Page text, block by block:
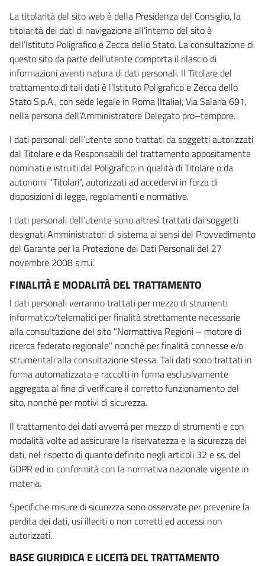
La titolarità del sito web è della Presidenza del Consiglio, la
titolarità dei dati di navigazione all’interno del sito è
dell’Istituto Poligrafico e Zecca dello Stato. La consultazione di
questo sito da parte dell’utente comporta il rilascio di
informazioni aventi natura di dati personali. Il Titolare del
trattamento di tali dati è l’Istituto Poligrafico e Zecca dello
Stato S.p.A., con sede legale in Roma (Italia), Via Salaria 691,
nella persona dell’Amministratore Delegato pro–tempore.
I dati personali dell’utente sono trattati da soggetti autorizzati
dal Titolare e da Responsabili del trattamento appositamente
nominati e istruiti dal Poligrafico in qualità di Titolare o da
autonomi "Titolari", autorizzati ad accedervi in forza di
disposizioni di legge, regolamenti e normative.
I dati personali dell’utente sono altresì trattati dai soggetti
designati Amministratori di sistema ai sensi del Provvedimento
del Garante per la Protezione dei Dati Personali del 27
novembre 2008 s.m.i.
FINALITÀ E MODALITÀ DEL TRATTAMENTO
I dati personali verranno trattati per mezzo di strumenti
informatico/telematici per finalità strettamente necessarie
alla consultazione del sito "Normattiva Regioni – motore di
ricerca federato regionale" nonché per finalità connesse e/o
strumentali alla consultazione stessa. Tali dati sono trattati in
forma automatizzata e raccolti in forma esclusivamente
aggregata al fine di verificare il corretto funzionamento del
sito, nonché per motivi di sicurezza.
Il trattamento dei dati avverrà per mezzo di strumenti e con
modalità volte ad assicurare la riservatezza e la sicurezza dei
dati, nel rispetto di quanto definito negli articoli 32 e ss. del
GDPR ed in conformità con la normativa nazionale vigente in
materia.
Specifiche misure di sicurezza sono osservate per prevenire la
perdita dei dati, usi illeciti o non corretti ed accessi non
autorizzati.
BASE GIURIDICA E LICEITà DEL TRATTAMENTO